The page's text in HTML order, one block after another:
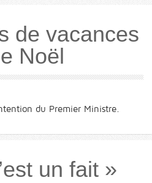
de vacances
Noël
du Premier Ministre.
un fait »